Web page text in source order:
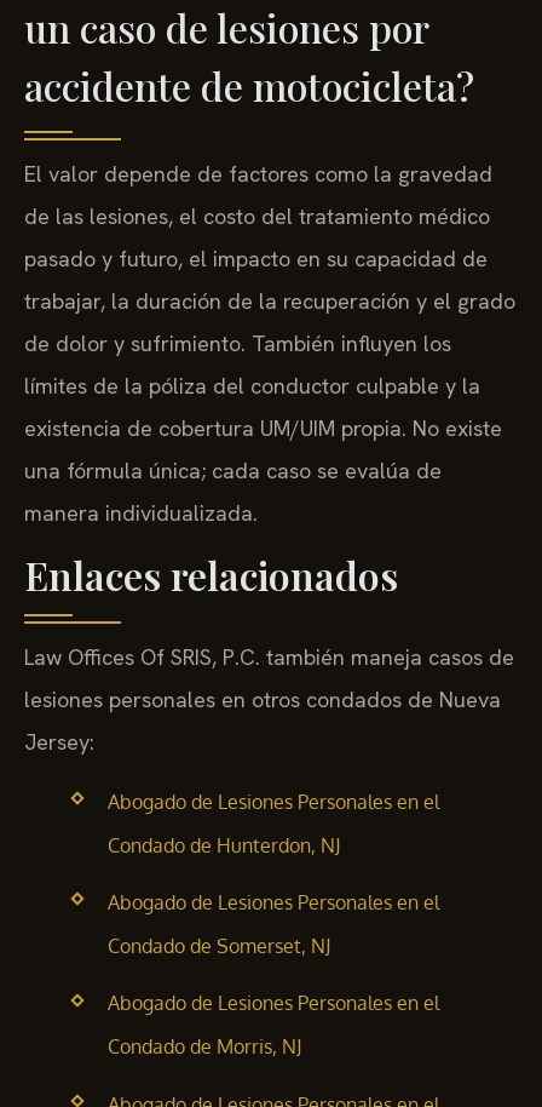
un caso de lesiones por
accidente de motocicleta?
El valor depende de factores como la gravedad
de las lesiones, el costo del tratamiento médico
pasado y futuro, el impacto en su capacidad de
trabajar, la duración de la recuperación y el grado
de dolor y sufrimiento. También influyen los
límites de la póliza del conductor culpable y la
existencia de cobertura UM/UIM propia. No existe
una fórmula única; cada caso se evalúa de
manera individualizada.
Enlaces relacionados
Law Offices Of SRIS, P.C. también maneja casos de
lesiones personales en otros condados de Nueva
Jersey:
Abogado de Lesiones Personales en el
Condado de Hunterdon, NJ
Abogado de Lesiones Personales en el
Condado de Somerset, NJ
Abogado de Lesiones Personales en el
Condado de Morris, NJ